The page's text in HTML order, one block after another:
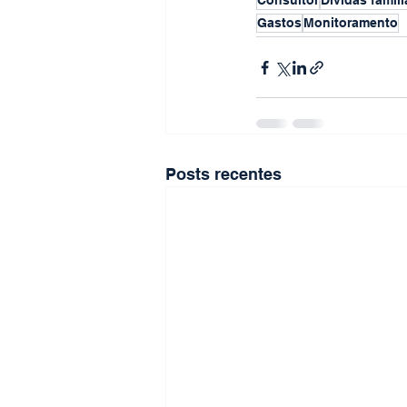
GastosMonitoramento
Posts recentes